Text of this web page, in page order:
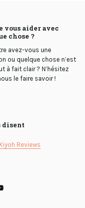
vous aider avec
chose ?
avez-vous une
ou quelque chose n’est
à fait clair ? N’hésitez
le faire savoir !
disent
Kiyoh Reviews